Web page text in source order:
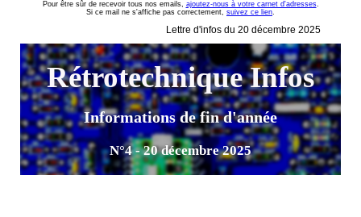
Pour être sûr de recevoir tous nos emails, ajoutez-nous à votre carnet d'adresses.
Si ce mail ne s'affiche pas correctement, suivez ce lien.
Lettre d'infos du 20 décembre 2025
Rétrotechnique Infos
Informations de fin d'année
N°4 - 20 décembre 2025